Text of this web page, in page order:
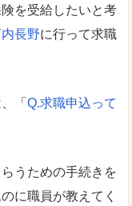
を受給したいと考
長野に行って求職
「 Q.求職申込って
うための手続きを
に職員が教えてく